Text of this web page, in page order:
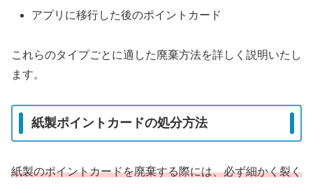
アプリに移行した後のポイントカード
これらのタイプごとに適した廃棄方法を詳しく説明いたし
ます。
紙製ポイントカードの処分方法
紙製のポイントカードを廃棄する際には、必ず細かく裂く